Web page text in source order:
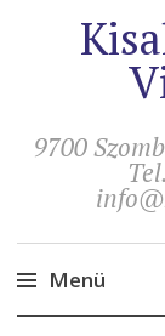
9700
Menü